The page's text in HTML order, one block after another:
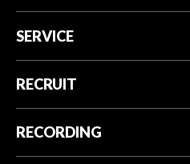
SERVICE
RECRUIT
RECORDING